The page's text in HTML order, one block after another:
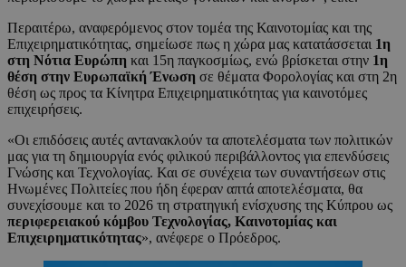
Περαιτέρω, αναφερόμενος στον τομέα της Καινοτομίας και της
Επιχειρηματικότητας, σημείωσε πως η χώρα μας κατατάσσεται 1η
στη Νότια Ευρώπη και 15η παγκοσμίως, ενώ βρίσκεται στην 1η
θέση στην Ευρωπαϊκή Ένωση σε θέματα Φορολογίας και στη 2η
θέση ως προς τα Κίνητρα Επιχειρηματικότητας για καινοτόμες
επιχειρήσεις.
«Οι επιδόσεις αυτές αντανακλούν τα αποτελέσματα των πολιτικών
μας για τη δημιουργία ενός φιλικού περιβάλλοντος για επενδύσεις
Γνώσης και Τεχνολογίας. Και σε συνέχεια των συναντήσεων στις
Ηνωμένες Πολιτείες που ήδη έφεραν απτά αποτελέσματα, θα
συνεχίσουμε και το 2026 τη στρατηγική ενίσχυσης της Κύπρου ως
περιφερειακού κόμβου Τεχνολογίας, Καινοτομίας και
Επιχειρηματικότητας», ανέφερε ο Πρόεδρος.